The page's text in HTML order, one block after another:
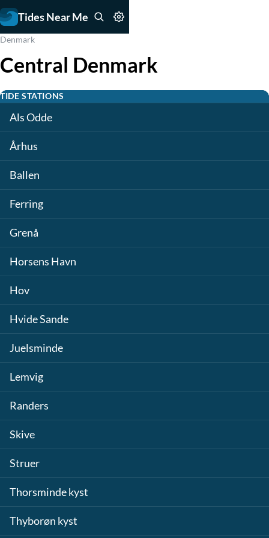
Tides Near Me
Denmark
Central Denmark
TIDE STATIONS
Als Odde
Århus
Ballen
Ferring
Grenå
Horsens Havn
Hov
Hvide Sande
Juelsminde
Lemvig
Randers
Skive
Struer
Thorsminde kyst
Thyborøn kyst